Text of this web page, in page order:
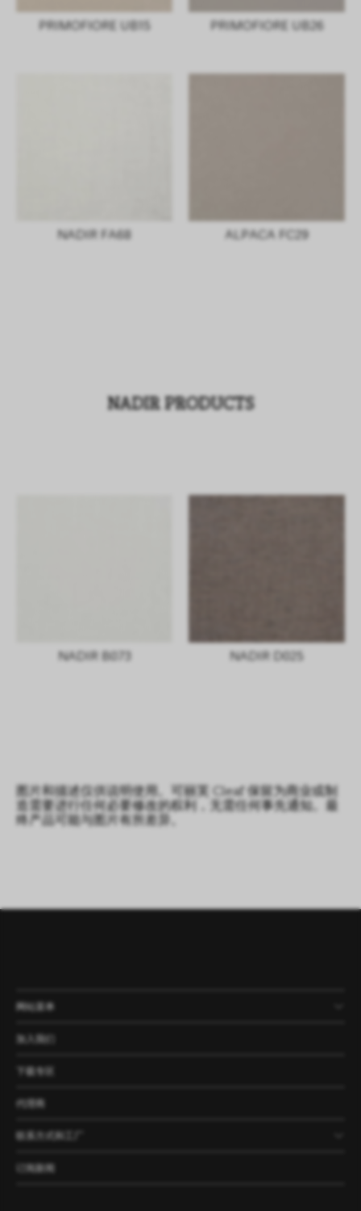
PRIMOFIORE UB15 PRIMOFIORE UB26
NADIR FA68 ALPACA FC29
NADIR PRODUCTS
NADIR B073 NADIR D025
图片和描述仅供说明使用。可丽芙 Cleaf 保留为商业或制
造需要进行任何必要修改的权利，无需任何事先通知。最
终产品可能与图片有所差异。
网站菜单
产品
公司
资讯
案例
加入我们
下载专区
代理商
联系方式和工厂
订阅新闻